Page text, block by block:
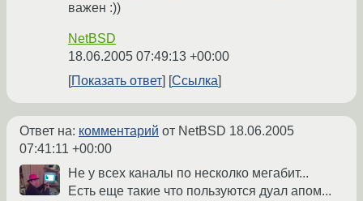
важен :))
NetBSD
18.06.2005 07:49:13 +00:00
Показать ответ
Ссылка
Ответ на: комментарий от NetBSD 18.06.2005
07:41:11 +00:00
Не у всех каналы по несколко мегабит...
Есть еще такие что пользуются дуал апом...